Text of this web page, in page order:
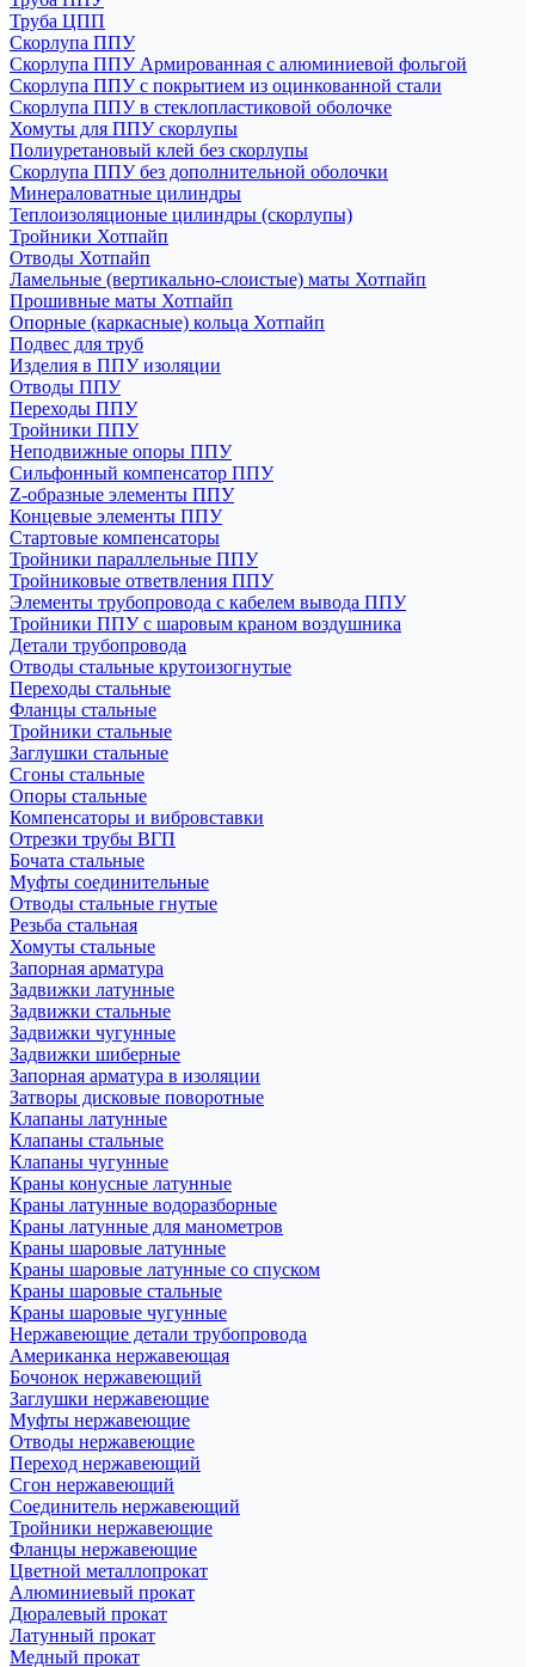
Труба ЦПП
Скорлупа ППУ
Скорлупа ППУ Армированная с алюминиевой фольгой
Скорлупа ППУ с покрытием из оцинкованной стали
Скорлупа ППУ в стеклопластиковой оболочке
Хомуты для ППУ скорлупы
Полиуретановый клей без скорлупы
Скорлупа ППУ без дополнительной оболочки
Минераловатные цилиндры
Теплоизоляционые цилиндры (скорлупы)
Тройники Хотпайп
Отводы Хотпайп
Ламельные (вертикально-слоистые) маты Хотпайп
Прошивные маты Хотпайп
Опорные (каркасные) кольца Хотпайп
Подвес для труб
Изделия в ППУ изоляции
Отводы ППУ
Переходы ППУ
Тройники ППУ
Неподвижные опоры ППУ
Cильфонный компенсатор ППУ
Z-образные элементы ППУ
Концевые элементы ППУ
Стартовые компенсаторы
Тройники параллельные ППУ
Тройниковые ответвления ППУ
Элементы трубопровода с кабелем вывода ППУ
Тройники ППУ с шаровым краном воздушника
Детали трубопровода
Отводы стальные крутоизогнутые
Переходы стальные
Фланцы стальные
Тройники стальные
Заглушки стальные
Сгоны стальные
Опоры стальные
Компенсаторы и вибровставки
Отрезки трубы ВГП
Бочата стальные
Муфты соединительные
Отводы стальные гнутые
Резьба стальная
Хомуты стальные
Запорная арматура
Задвижки латунные
Задвижки стальные
Задвижки чугунные
Задвижки шиберные
Запорная арматура в изоляции
Затворы дисковые поворотные
Клапаны латунные
Клапаны стальные
Клапаны чугунные
Краны конусные латунные
Краны латунные водоразборные
Краны латунные для манометров
Краны шаровые латунные
Краны шаровые латунные со спуском
Краны шаровые стальные
Краны шаровые чугунные
Нержавеющие детали трубопровода
Американка нержавеющая
Бочонок нержавеющий
Заглушки нержавеющие
Муфты нержавеющие
Отводы нержавеющие
Переход нержавеющий
Сгон нержавеющий
Соединитель нержавеющий
Тройники нержавеющие
Фланцы нержавеющие
Цветной металлопрокат
Алюминиевый прокат
Дюралевый прокат
Латунный прокат
Медный прокат